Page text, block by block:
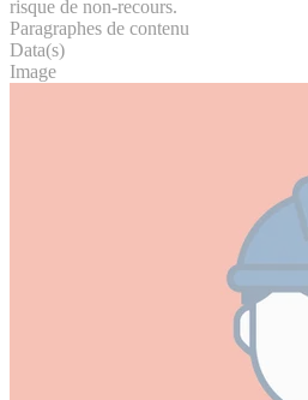
risque de non-recours.
Paragraphes de contenu
Data(s)
Image